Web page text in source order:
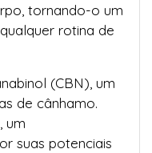
tornando-o um
rotina de
(CBN), um
de cânhamo.
um
suas potenciais